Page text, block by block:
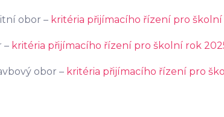
obor – kritéria přijímacího řízení pro
– kritéria přijímacího řízení pro školní rok
obor – kritéria přijímacího řízení pro